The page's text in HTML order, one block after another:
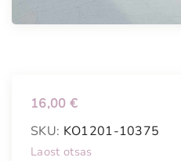
16,00 €
SKU: KO1201-10375
Laost otsas